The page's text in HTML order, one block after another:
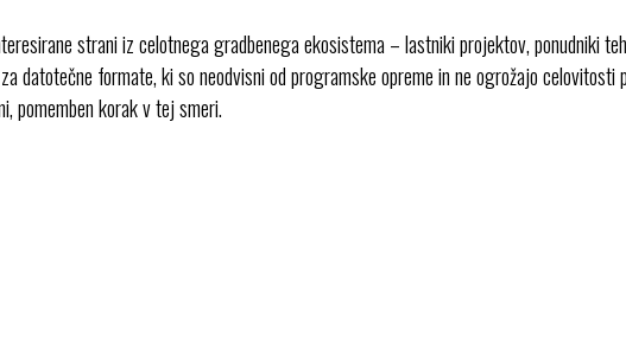
strani iz celotnega gradbenega ekosistema – lastniki projektov, ponudniki
formate, ki so neodvisni od programske opreme in ne ogrožajo celovitosti
pomemben korak v tej smeri.